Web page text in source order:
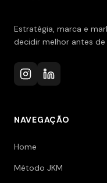
Estratégia, marca e
decidir melhor antes de
NAVEGAÇÃO
Home
Método JKM